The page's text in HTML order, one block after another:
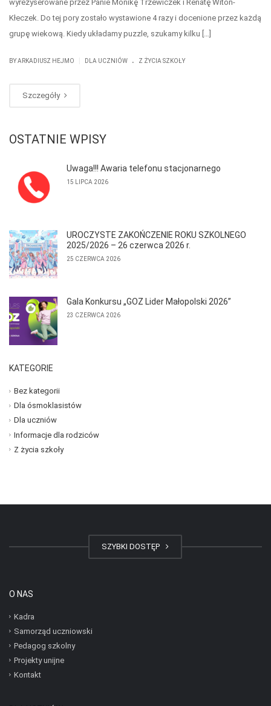
wyreżyserowane przez Panie Monikę Trzewiczek i Renatę Witoń-
Kłeczek. Do tej pory zostało wystawione 4 razy i docenione przez każdą
grupę wiekową. Kiedy układamy puzzle, szukamy kilku […]
BYARKADIUSZ HEJMO DLA UCZNIÓW . Z ŻYCIA SZKOŁY
Szczegóły
OSTATNIE WPISY
Uwaga!!! Awaria telefonu stacjonarnego
15 LIPCA 2026
UROCZYSTE ZAKOŃCZENIE ROKU SZKOLNEGO
2025/2026 – 26 czerwca 2026 r.
25 CZERWCA 2026
Gala Konkursu „GOZ Lider Małopolski 2026”
23 CZERWCA 2026
KATEGORIE
Bez kategorii
Dla ósmoklasistów
Dla uczniów
Informacje dla rodziców
Z życia szkoły
SZYBKI DOSTĘP
O NAS
Kadra
Samorząd uczniowski
Pedagog szkolny
Projekty unijne
Kontakt